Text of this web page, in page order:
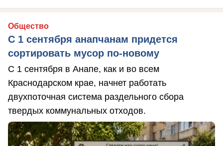
Общество
С 1 сентября анапчанам придется
сортировать мусор по-новому
С 1 сентября в Анапе, как и во всем
Краснодарском крае, начнет работать
двухпоточная система раздельного сбора
твердых коммунальных отходов.